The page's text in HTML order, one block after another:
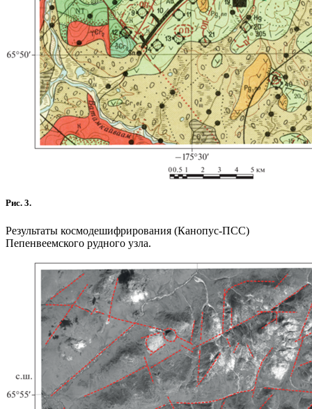
Рис. 3.
Результаты космодешифрирования (Канопус-ПСС)
Пепенвеемского рудного узла.